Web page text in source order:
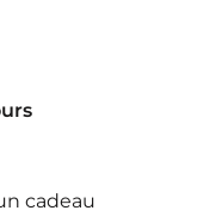
cadeau